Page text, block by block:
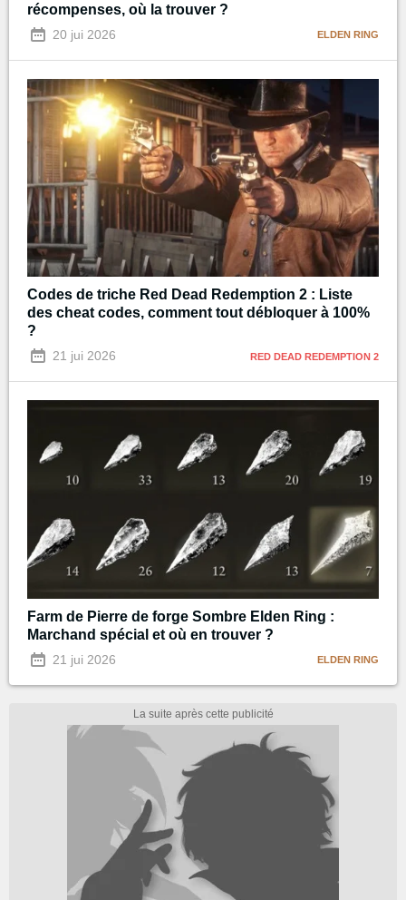
récompenses, où la trouver ?
20 jui 2026 ELDEN RING
Codes de triche Red Dead Redemption 2 : Liste
des cheat codes, comment tout débloquer à 100%
?
21 jui 2026 RED DEAD REDEMPTION 2
Farm de Pierre de forge Sombre Elden Ring :
Marchand spécial et où en trouver ?
21 jui 2026 ELDEN RING